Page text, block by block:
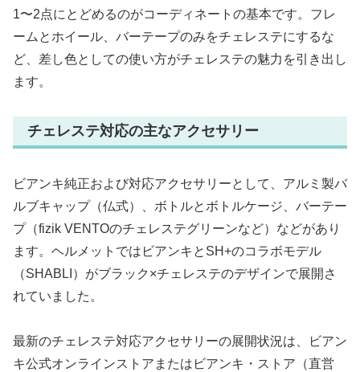
1〜2点にとどめるのがコーディネートの基本です。フレ
ームとホイール、バーテープのみをチェレステにするな
ど、差し色としての使い方がチェレステの魅力を引き出し
ます。
チェレステ対応の主なアクセサリー
ビアンキ純正および対応アクセサリーとして、アルミ製バ
ルブキャップ（仏式）、ボトルとボトルケージ、バーテー
プ（fizik VENTOのチェレステグリーンなど）などがあり
ます。ヘルメットではビアンキとSH+のコラボモデル
（SHABLI）がブラック×チェレステのデザインで展開さ
れていました。
最新のチェレステ対応アクセサリーの展開状況は、ビアン
キ公式オンラインストアまたはビアンキ・ストア（直営